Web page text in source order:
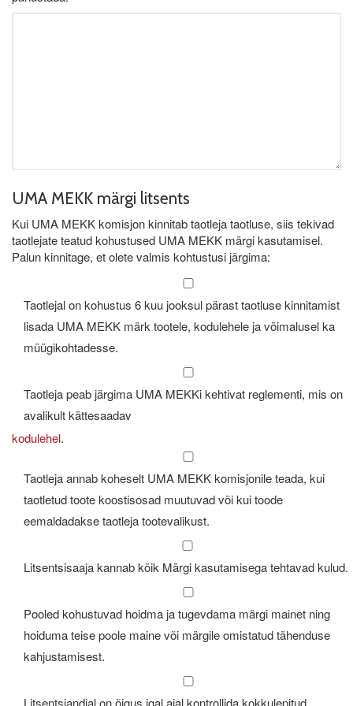
UMA MEKK märgi litsents
Kui UMA MEKK komisjon kinnitab taotleja taotluse, siis tekivad
taotlejate teatud kohustused UMA MEKK märgi kasutamisel.
Palun kinnitage, et olete valmis kohtustusi järgima:
Taotlejal on kohustus 6 kuu jooksul pärast taotluse kinnitamist
lisada UMA MEKK märk tootele, kodulehele ja võimalusel ka
müügikohtadesse.
Taotleja peab järgima UMA MEKKi kehtivat reglementi, mis on
avalikult kättesaadav
kodulehel.
Taotleja annab koheselt UMA MEKK komisjonile teada, kui
taotletud toote koostisosad muutuvad või kui toode
eemaldadakse taotleja tootevalikust.
Litsentsisaaja kannab kõik Märgi kasutamisega tehtavad kulud.
Pooled kohustuvad hoidma ja tugevdama märgi mainet ning
hoiduma teise poole maine või märgile omistatud tähenduse
kahjustamisest.
Litsentsiandjal on õigus igal ajal kontrollida kokkulepitud